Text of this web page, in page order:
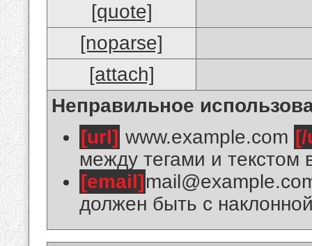
[quote]
[noparse]
[attach]
Неправильное
[url] www.example.com
между тегами и текстом
[email]
должен быть с